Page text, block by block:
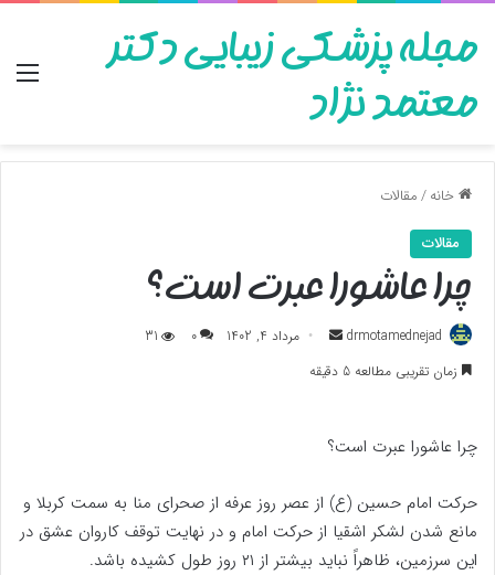
مجله پزشکی زیبایی دکتر
معتمد نژاد
خانه/مقالات
مقالات
چرا عاشورا عبرت است؟
drmotamednejad
ارسال
به
مرداد 4, 1402 0
31
زمان تقریبی مطالعه 5 دقیقه
چرا عاشورا عبرت است؟
حرکت امام حسین (ع) از عصر روز عرفه از صحرای منا به سمت کربلا و
مانع شدن لشکر اشقیا از حرکت امام و در نهایت توقف کاروان عشق در
این سرزمین، ظاهراً نباید بیشتر از ۲۱ روز طول کشیده باشد.